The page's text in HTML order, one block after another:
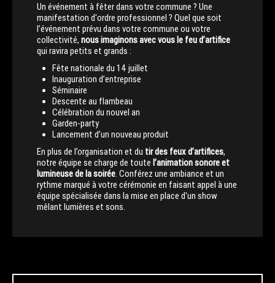
Un événement à fêter dans votre commune ? Une
manifestation d'ordre professionnel ? Quel que soit
l’événement prévu dans votre commune ou votre
collectivité, nous imaginons avec vous le feu d’artifice
qui ravira petits et grands :
Fête nationale du 14 juillet
Inauguration d’entreprise
Séminaire
Descente au flambeau
Célébration du nouvel an
Garden-party
Lancement d’un nouveau produit
En plus de l’organisation et du tir des feux d’artifices,
notre équipe se charge de toute l’animation sonore et
lumineuse de la soirée . Conférez une ambiance et un
rythme marqué à votre cérémonie en faisant appel à une
équipe spécialisée dans la mise en place d'un show
mêlant lumières et sons.